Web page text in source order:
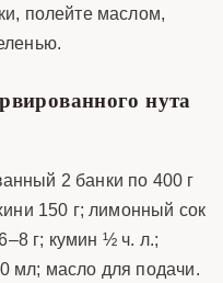
полейте маслом,
нута
2 банки по 400 г
150 г; лимонный сок
г; кумин ½ ч. л.;
мл; масло для подачи.